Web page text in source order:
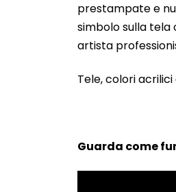
prestampate e
simbolo sulla tela
artista
Tele, colori
Guarda come